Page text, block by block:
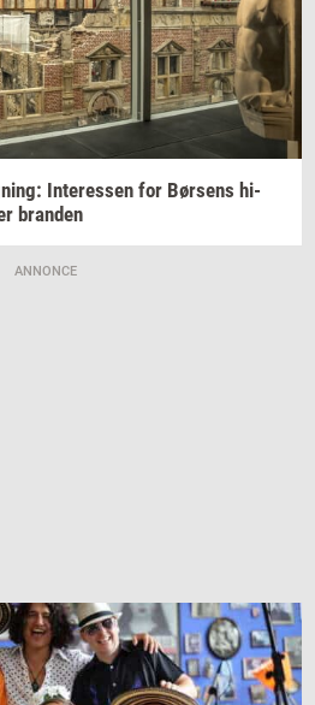
In­ter­es­sen for Bør­sens hi­
bran­den
ANNONCE